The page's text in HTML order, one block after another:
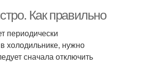
Как правильно
периодически
холодильнике, нужно
сначала отключить